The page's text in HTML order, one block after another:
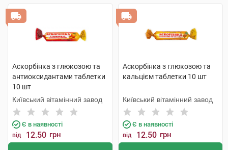
Аскорбінка з глюкозою та
антиоксидантами таблетки
10 шт
Київський вітамінний завод
Є в наявності
від 12.50 грн
Аскорбінка з глюкозою та
кальцієм таблетки 10 шт
Київський вітамінний завод
Є в наявності
від 12.50 грн